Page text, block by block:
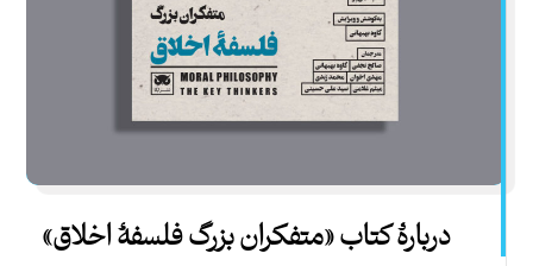
دربارۀ کتاب «متفكران بزرگ فلسفۀ اخلاق»